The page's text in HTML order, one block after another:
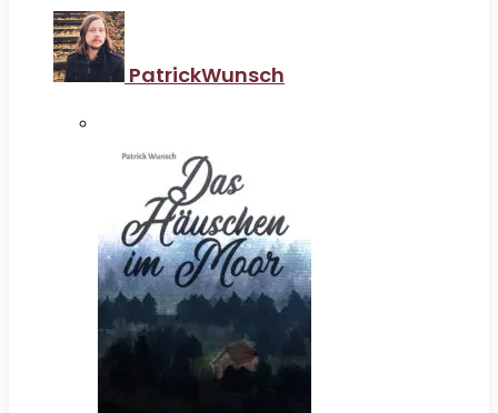
PatrickWunsch